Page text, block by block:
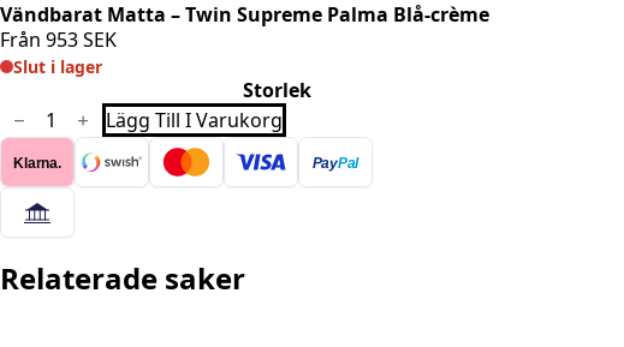
Vändbarat Matta – Twin Supreme Palma Blå-crème
Från 953SEK
Slut i lager
Storlek
Vändbarat
Matta
-
Twin
Supreme
Palma
Blå-
crème
mängd
Lägg Till I Varukorg
Klarna. PayPal
Relaterade saker